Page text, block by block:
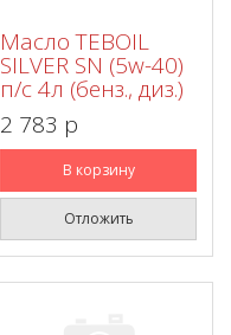
Масло TEBOIL
SILVER SN (5w-40)
п/с 4л (бенз., диз.)
2 783 p
В корзину
Отложить